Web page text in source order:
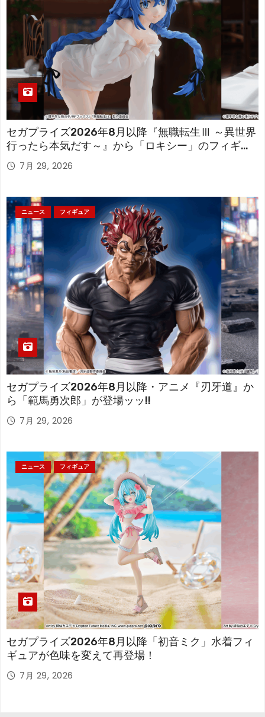
セガプライズ2026年8月以降『無職転生Ⅲ ～異世界
行ったら本気だす～』から「ロキシー」のフィギュ
アが登場！
7月 29, 2026
ニュース フィギュア
セガプライズ2026年8月以降・アニメ『刃牙道』か
ら「範馬勇次郎」が登場ッッ!!
7月 29, 2026
ニュース フィギュア
セガプライズ2026年8月以降「初音ミク」水着フィ
ギュアが色味を変えて再登場！
7月 29, 2026